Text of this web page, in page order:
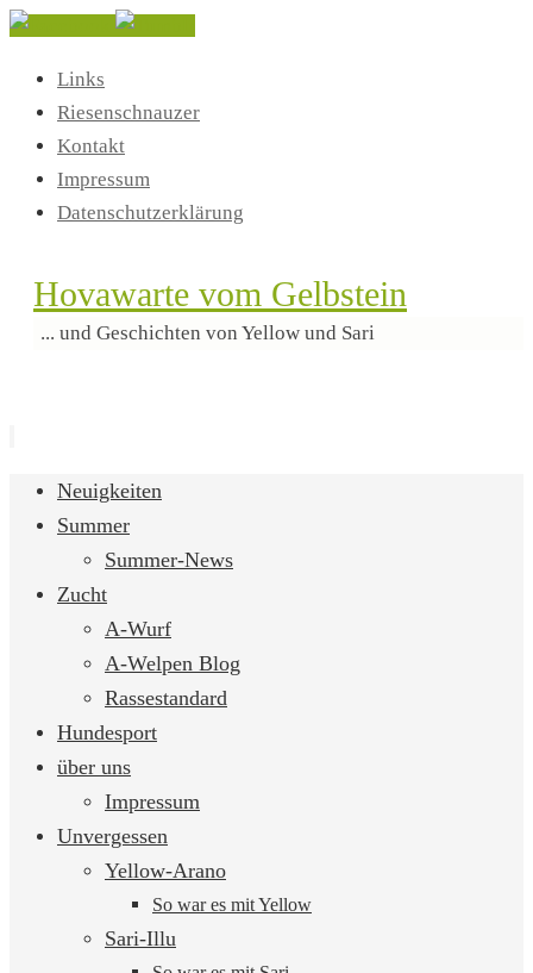
Links
Riesenschnauzer
Kontakt
Impressum
Datenschutzerklärung
Hovawarte vom Gelbstein
... und Geschichten von Yellow und Sari
Zum
Inhalt
Neuigkeiten
Summer
Summer-News
Zucht
A-Wurf
A-Welpen Blog
Rassestandard
Hundesport
über uns
Impressum
Unvergessen
Yellow-Arano
So war es mit Yellow
Sari-Illu